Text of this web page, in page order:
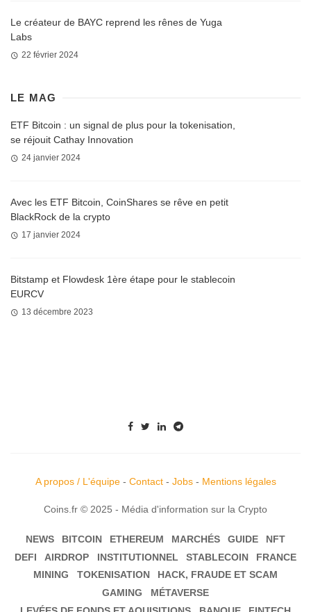
Le créateur de BAYC reprend les rênes de Yuga
Labs
22 février 2024
LE MAG
ETF Bitcoin : un signal de plus pour la tokenisation,
se réjouit Cathay Innovation
24 janvier 2024
Avec les ETF Bitcoin, CoinShares se rêve en petit
BlackRock de la crypto
17 janvier 2024
Bitstamp et Flowdesk 1ère étape pour le stablecoin
EURCV
13 décembre 2023
A propos / L'équipe- Contact- Jobs- Mentions légales
Coins.fr © 2025 - Média d'information sur la Crypto
NEWS BITCOIN ETHEREUM MARCHÉS GUIDE
NFT
DEFI
AIRDROP INSTITUTIONNEL STABLECOIN
FRANCE
MINING
TOKENISATION
HACK, FRAUDE ET SCAM
GAMING
MÉTAVERSE